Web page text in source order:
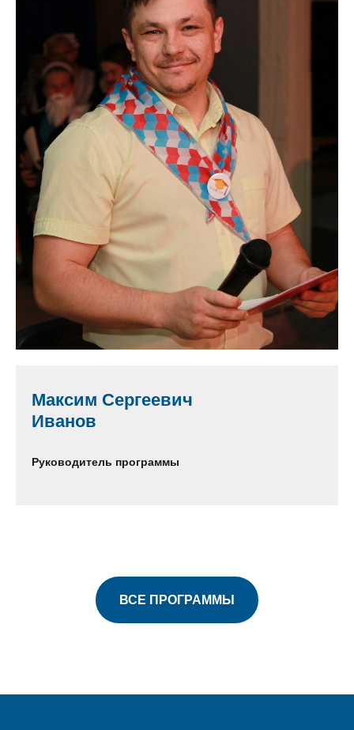
Максим Сергеевич
Иванов
Руководитель программы
ВСЕ ПРОГРАММЫ